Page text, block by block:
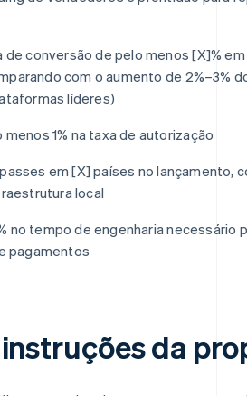
de conversão de pelo menos [X]%
com o aumento de 2%–3%
líderes)
menos 1% na taxa de autorização
em [X] países no lançamento,
local
no tempo de engenharia necessário
pagamentos
instruções da